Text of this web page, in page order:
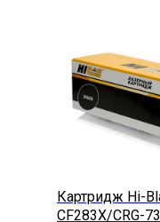
Картридж Hi-
CF283X/CRG-